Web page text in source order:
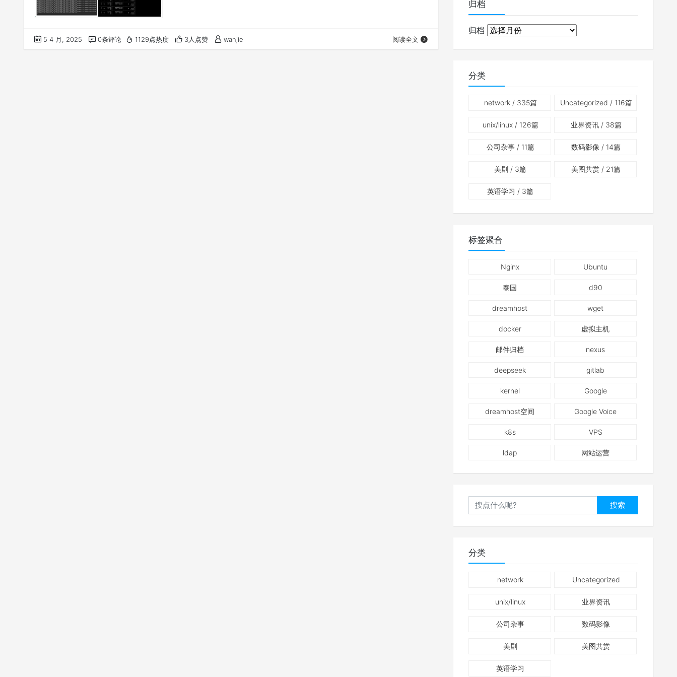
5 4 月, 2025 0条评论 1129点热度 3人点赞 wanjie 阅读全文
归档
归档
分类
network/ 335篇 Uncategorized / 116篇
unix/linux/ 126篇 业界资讯/ 38篇
公司杂事/ 11篇 数码影像 / 14篇
美剧 / 3篇 美图共赏 / 21篇
英语学习 / 3篇
标签聚合
Nginx Ubuntu
泰国 d90
dreamhost wget
docker 虚拟主机
邮件归档 nexus
deepseek gitlab
kernel Google
dreamhost空间 Google Voice
k8s VPS
ldap 网站运营
搜索
分类
network Uncategorized
unix/linux 业界资讯
公司杂事 数码影像
美剧 美图共赏
英语学习